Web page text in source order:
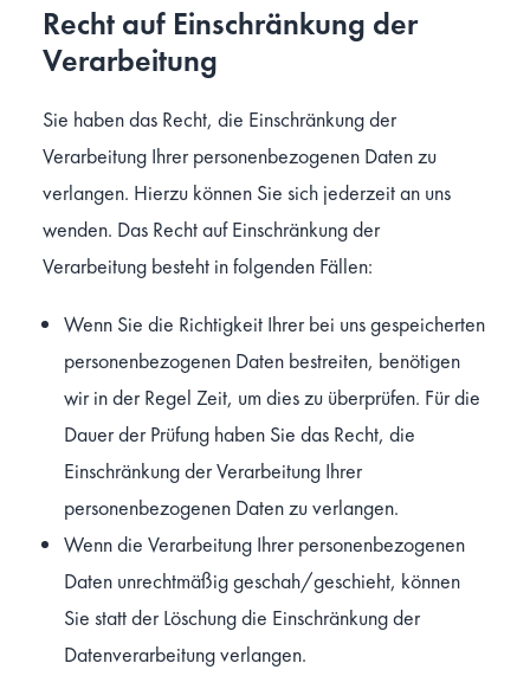
Recht auf Einschränkung der
Verarbeitung
Sie haben das Recht, die Einschränkung der
Verarbeitung Ihrer personenbezogenen Daten zu
verlangen. Hierzu können Sie sich jederzeit an uns
wenden. Das Recht auf Einschränkung der
Verarbeitung besteht in folgenden Fällen:
Wenn Sie die Richtigkeit Ihrer bei uns gespeicherten
personenbezogenen Daten bestreiten, benötigen
wir in der Regel Zeit, um dies zu überprüfen. Für die
Dauer der Prüfung haben Sie das Recht, die
Einschränkung der Verarbeitung Ihrer
personenbezogenen Daten zu verlangen.
Wenn die Verarbeitung Ihrer personenbezogenen
Daten unrechtmäßig geschah/geschieht, können
Sie statt der Löschung die Einschränkung der
Datenverarbeitung verlangen.